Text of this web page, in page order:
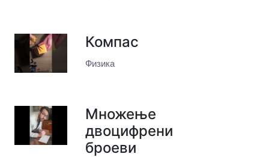
Компас
Физика
Множење
двоцифрени
броеви